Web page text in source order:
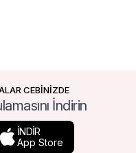
CEBİNİZDE
İndirin
İNDİR
App Store